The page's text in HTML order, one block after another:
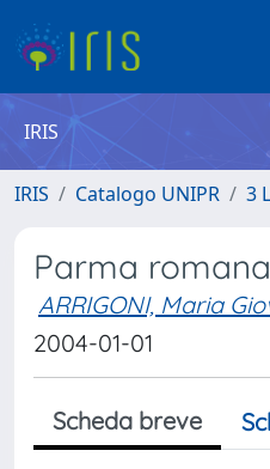
IRIS
IRIS Catalogo UNIPR 3
Parma
ARRIGONI, Maria
2004-01-01
Scheda breve